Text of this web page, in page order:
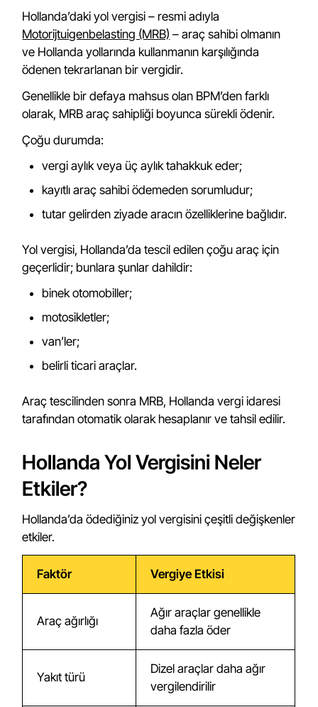
Hollanda’daki yol vergisi – resmi adıyla
Motorijtuigenbelasting (MRB) – araç sahibi olmanın
ve Hollanda yollarında kullanmanın karşılığında
ödenen tekrarlanan bir vergidir.
Genellikle bir defaya mahsus olan BPM’den farklı
olarak, MRB araç sahipliği boyunca sürekli ödenir.
Çoğu durumda:
vergi aylık veya üç aylık tahakkuk eder;
kayıtlı araç sahibi ödemeden sorumludur;
tutar gelirden ziyade aracın özelliklerine bağlıdır.
Yol vergisi, Hollanda’da tescil edilen çoğu araç için
geçerlidir; bunlara şunlar dahildir:
binek otomobiller;
motosikletler;
van’ler;
belirli ticari araçlar.
Araç tescilinden sonra MRB, Hollanda vergi idaresi
tarafından otomatik olarak hesaplanır ve tahsil edilir.
Hollanda Yol Vergisini Neler
Etkiler?
Hollanda’da ödediğiniz yol vergisini çeşitli değişkenler
etkiler.
Faktör Vergiye Etkisi
Araç ağırlığı
Ağır araçlar genellikle
daha fazla öder
Yakıt türü
Dizel araçlar daha ağır
vergilendirilir